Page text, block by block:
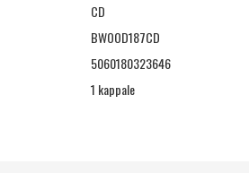
CD
BWOOD187CD
5060180323646
1 kappale